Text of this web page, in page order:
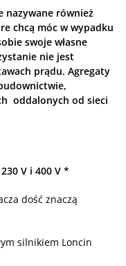
nazywane również
chcą móc w wypadku
swoje własne
nie jest
prądu. Agregaty
oddalonych od sieci
V i 400 V *
dość znaczą
silnikiem Loncin